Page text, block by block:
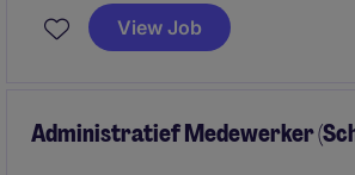
toegankelijke houding heb jij
prioriteiten snel geordend en de
View Job
Administratief Medewerker